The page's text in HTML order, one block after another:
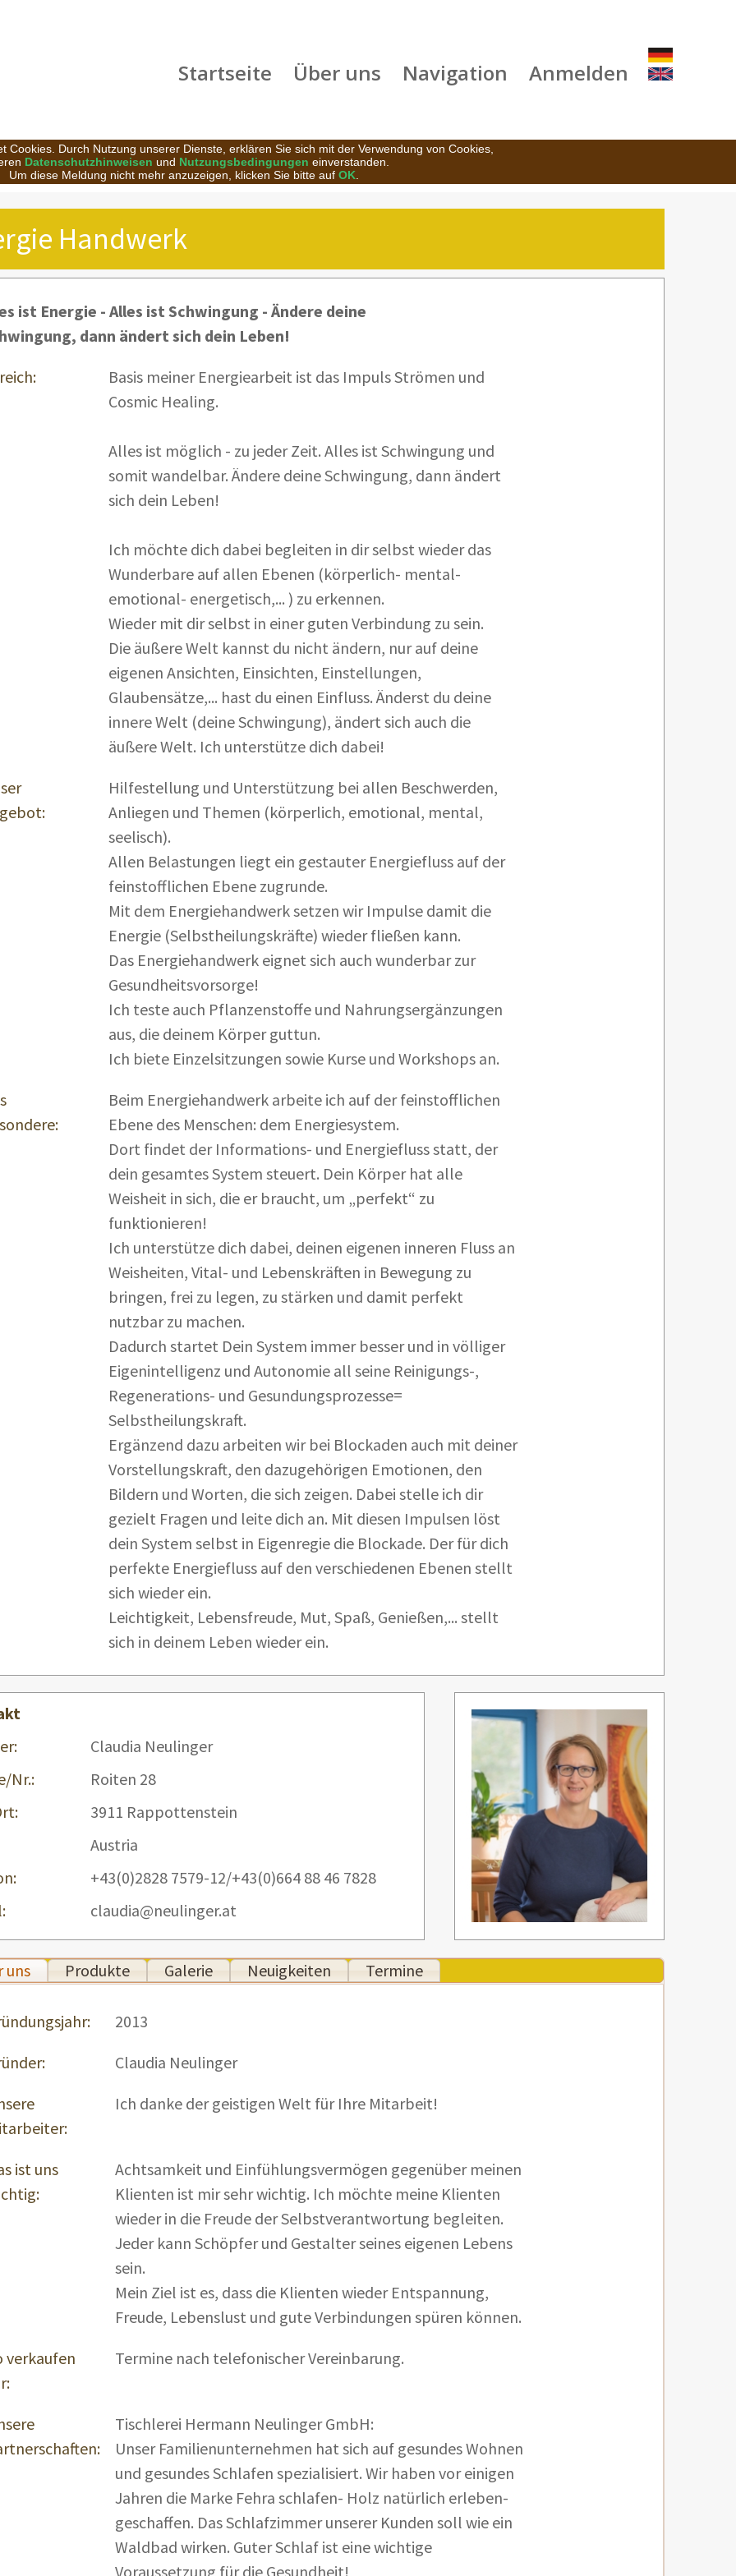
Startseite Über uns Navigation Anmelden
Cookies. Durch Nutzung unserer Dienste, erklären Sie sich mit der Verwendung von Cookies,
Datenschutzhinweisen und Nutzungsbedingungen einverstanden.
Um diese Meldung nicht mehr anzuzeigen, klicken Sie bitte auf OK
Handwerk
ist Energie - Alles ist Schwingung - Ändere deine
dann ändert sich dein Leben!
Basis meiner Energiearbeit ist das Impuls Strömen und
Cosmic Healing.
Alles ist möglich - zu jeder Zeit. Alles ist Schwingung und
somit wandelbar. Ändere deine Schwingung, dann ändert
sich dein Leben!
Ich möchte dich dabei begleiten in dir selbst wieder das
Wunderbare auf allen Ebenen (körperlich- mental-
emotional- energetisch,... ) zu erkennen.
Wieder mit dir selbst in einer guten Verbindung zu sein.
Die äußere Welt kannst du nicht ändern, nur auf deine
eigenen Ansichten, Einsichten, Einstellungen,
Glaubensätze,... hast du einen Einfluss. Änderst du deine
innere Welt (deine Schwingung), ändert sich auch die
äußere Welt. Ich unterstütze dich dabei!
Hilfestellung und Unterstützung bei allen Beschwerden,
Anliegen und Themen (körperlich, emotional, mental,
seelisch).
Allen Belastungen liegt ein gestauter Energiefluss auf der
feinstofflichen Ebene zugrunde.
Mit dem Energiehandwerk setzen wir Impulse damit die
Energie (Selbstheilungskräfte) wieder fließen kann.
Das Energiehandwerk eignet sich auch wunderbar zur
Gesundheitsvorsorge!
Ich teste auch Pflanzenstoffe und Nahrungsergänzungen
aus, die deinem Körper guttun.
Ich biete Einzelsitzungen sowie Kurse und Workshops an.
Beim Energiehandwerk arbeite ich auf der feinstofflichen
Ebene des Menschen: dem Energiesystem.
Dort findet der Informations- und Energiefluss statt, der
dein gesamtes System steuert. Dein Körper hat alle
Weisheit in sich, die er braucht, um „perfekt“ zu
funktionieren!
Ich unterstütze dich dabei, deinen eigenen inneren Fluss an
Weisheiten, Vital- und Lebenskräften in Bewegung zu
bringen, frei zu legen, zu stärken und damit perfekt
nutzbar zu machen.
Dadurch startet Dein System immer besser und in völliger
Eigenintelligenz und Autonomie all seine Reinigungs-,
Regenerations- und Gesundungsprozesse=
Selbstheilungskraft.
Ergänzend dazu arbeiten wir bei Blockaden auch mit deiner
Vorstellungskraft, den dazugehörigen Emotionen, den
Bildern und Worten, die sich zeigen. Dabei stelle ich dir
gezielt Fragen und leite dich an. Mit diesen Impulsen löst
dein System selbst in Eigenregie die Blockade. Der für dich
perfekte Energiefluss auf den verschiedenen Ebenen stellt
sich wieder ein.
Leichtigkeit, Lebensfreude, Mut, Spaß, Genießen,... stellt
sich in deinem Leben wieder ein.
Claudia Neulinger
Nr.:
Roiten 28
3911 Rappottenstein
Austria
+43(0)2828 7579-12/+43(0)664 88 46 7828
claudia@neulinger.at
uns Produkte Galerie Neuigkeiten Termine
2013
Claudia Neulinger
Ich danke der geistigen Welt für Ihre Mitarbeit!
ist uns
Achtsamkeit und Einfühlungsvermögen gegenüber meinen
Klienten ist mir sehr wichtig. Ich möchte meine Klienten
wieder in die Freude der Selbstverantwortung begleiten.
Jeder kann Schöpfer und Gestalter seines eigenen Lebens
sein.
Mein Ziel ist es, dass die Klienten wieder Entspannung,
Freude, Lebenslust und gute Verbindungen spüren können.
verkaufen
Termine nach telefonischer Vereinbarung.
Tischlerei Hermann Neulinger GmbH:
Unser Familienunternehmen hat sich auf gesundes Wohnen
und gesundes Schlafen spezialisiert. Wir haben vor einigen
Jahren die Marke Fehra schlafen- Holz natürlich erleben-
geschaffen. Das Schlafzimmer unserer Kunden soll wie ein
Waldbad wirken. Guter Schlaf ist eine wichtige
Voraussetzung für die Gesundheit!